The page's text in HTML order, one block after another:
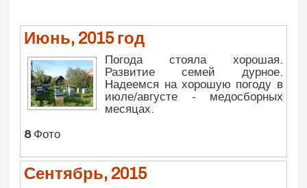
Июнь, 2015 год
Погода стояла хорошая.
Развитие семей дурное.
Надеемся на хорошую погоду в
июле/августе - медосборных
месяцах.
8Фото
Сентябрь, 2015